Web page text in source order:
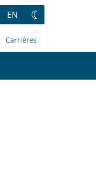
EN
Changez
thème
Carrières
le